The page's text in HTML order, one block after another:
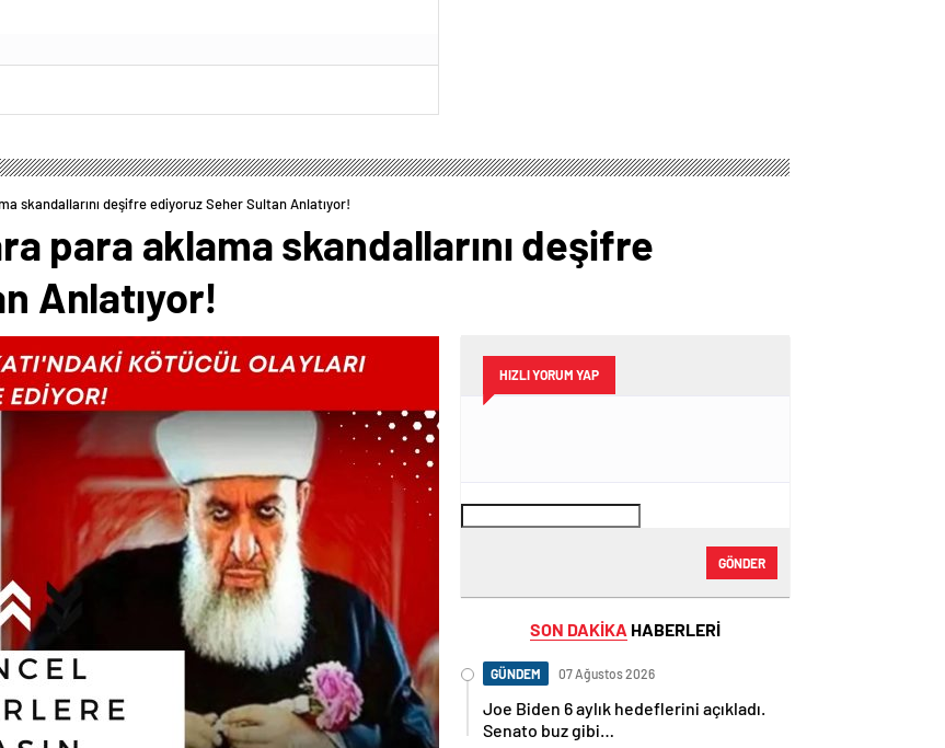
skandallarını deşifre ediyoruz Seher Sultan Anlatıyor!
para aklama skandallarını deşifre
Anlatıyor!
HIZLI YORUM YAP
GÖNDER
SON DAKİKA HABERLERİ
GÜNDEM 07 Ağustos 2026
Joe Biden 6 aylık hedeflerini açıkladı.
Senato buz gibi…